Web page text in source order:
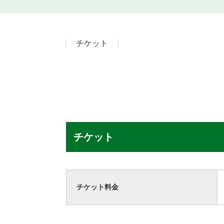
チケット
チケット
チケット料金